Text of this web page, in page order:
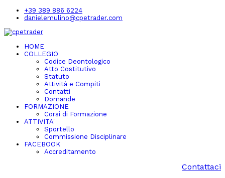
+39 389 886 6224
danielemulino@cpetrader.com
HOME
COLLEGIO
Codice Deontologico
Atto Costitutivo
Statuto
Attività e Compiti
Contatti
Domande
FORMAZIONE
Corsi di Formazione
ATTIVITA'
Sportello
Commissione Disciplinare
FACEBOOK
Accreditamento
Contattaci